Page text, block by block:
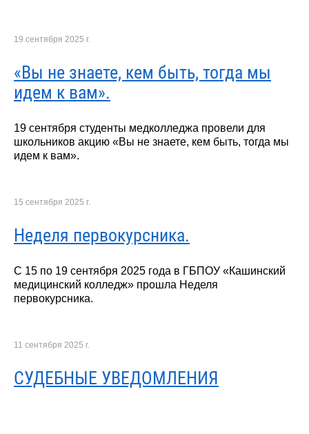
19 сентября 2025 г.
«Вы не знаете, кем быть, тогда мы
идем к вам».
19 сентября студенты медколледжа провели для
школьников акцию «Вы не знаете, кем быть, тогда мы
идем к вам».
15 сентября 2025 г.
Неделя первокурсника.
С 15 по 19 сентября 2025 года в ГБПОУ «Кашинский
медицинский колледж» прошла Неделя
первокурсника.
11 сентября 2025 г.
СУДЕБНЫЕ УВЕДОМЛЕНИЯ